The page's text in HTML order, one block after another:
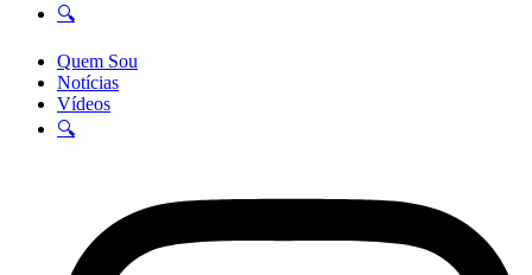
🔍
Quem Sou
Notícias
Vídeos
🔍